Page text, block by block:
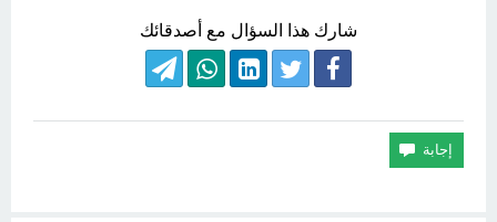
شارك هذا السؤال مع أصدقائك